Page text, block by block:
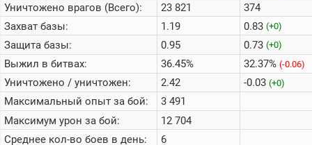
Уничтожено врагов (Всего):
Захват базы:
Защита базы:
Выжил в битвах:
Уничтожено / уничтожен:
Максимальный опыт за бой:
Максимум урон за бой:
Среднее кол-во боев в день:
23 821
1.19
0.95
36.45%
2.42
3 491
12 704
6
374
0.83 (+0)
0.73 (+0)
32.37% (-0.06)
-0.03 (+0)